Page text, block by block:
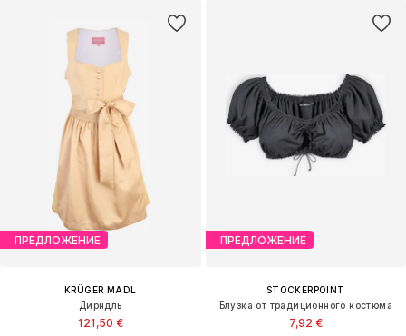
ПРЕДЛОЖЕНИЕ
KRÜGER MADL
Дирндль
121,50 €
ПРЕДЛОЖЕНИЕ
STOCKERPOINT
Блузка от традиционного костюма
7,92 €